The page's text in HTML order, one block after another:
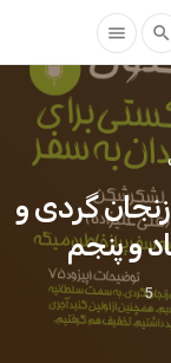
search
menu
گردی و
و پنجم
5